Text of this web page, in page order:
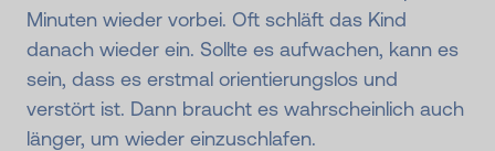
Minuten wieder vorbei. Oft schläft das Kind
danach wieder ein. Sollte es aufwachen, kann es
sein, dass es erstmal orientierungslos und
verstört ist. Dann braucht es wahrscheinlich auch
länger, um wieder einzuschlafen.